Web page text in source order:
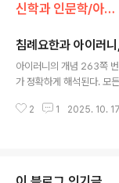
신학과 인문학/아이러니
침례요한과 아이러
아이러니의 개념 263쪽
가 정확하게 해석된다. 모
교의 경우에서 분명하게
졌기 때문이다. 따라서 이
2 1 2025. 10.